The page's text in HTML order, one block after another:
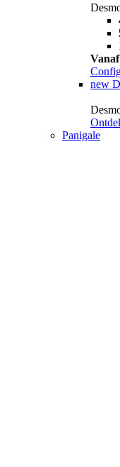
new
Panigale